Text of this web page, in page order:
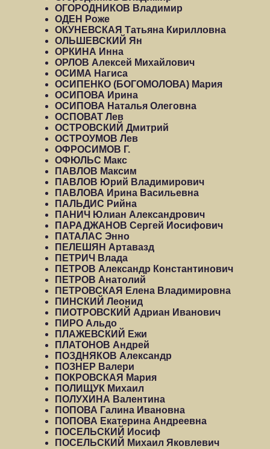
ОГОРОДНИКОВ Владимир
ОДЕН Роже
ОКУНЕВСКАЯ Татьяна Кирилловна
ОЛЬШЕВСКИЙ Ян
ОРКИНА Инна
ОРЛОВ Алексей Михайлович
ОСИМА Нагиса
ОСИПЕНКО (БОГОМОЛОВА) Мария
ОСИПОВА Ирина
ОСИПОВА Наталья Олеговна
ОСПОВАТ Лев
ОСТРОВСКИЙ Дмитрий
ОСТРОУМОВ Лев
ОФРОСИМОВ Г.
ОФЮЛЬС Макс
ПАВЛОВ Максим
ПАВЛОВ Юрий Владимирович
ПАВЛОВА Ирина Васильевна
ПАЛЬДИС Рийна
ПАНИЧ Юлиан Александрович
ПАРАДЖАНОВ Сергей Иосифович
ПАТАЛАС Энно
ПЕЛЕШЯН Артавазд
ПЕТРИЧ Влада
ПЕТРОВ Александр Константинович
ПЕТРОВ Анатолий
ПЕТРОВСКАЯ Елена Владимировна
ПИНСКИЙ Леонид
ПИОТРОВСКИЙ Адриан Иванович
ПИРО Альдо
ПЛАЖЕВСКИЙ Ежи
ПЛАТОНОВ Андрей
ПОЗДНЯКОВ Александр
ПОЗНЕР Валери
ПОКРОВСКАЯ Мария
ПОЛИЩУК Михаил
ПОЛУХИНА Валентина
ПОПОВА Галина Ивановна
ПОПОВА Екатерина Андреевна
ПОСЕЛЬСКИЙ Иосиф
ПОСЕЛЬСКИЙ Михаил Яковлевич